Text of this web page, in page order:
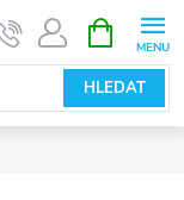
HLEDAT
NÁKUPNÍ
KOŠÍK